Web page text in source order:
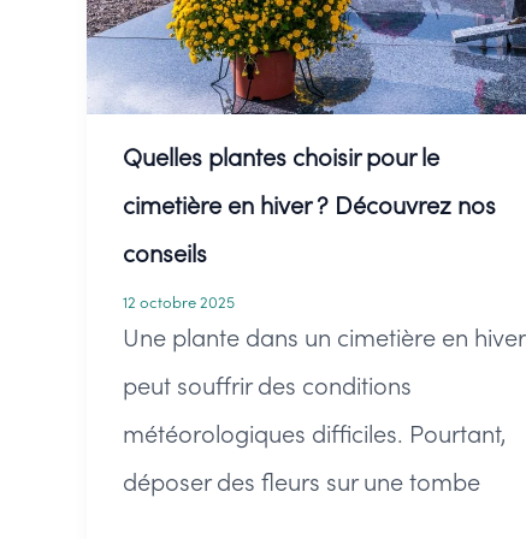
texte
de
soutien
en
période
de
deuil
Quelles plantes choisir pour le
cimetière en hiver ? Découvrez nos
conseils
12 octobre 2025
Une plante dans un cimetière en hiver
peut souffrir des conditions
météorologiques difficiles. Pourtant,
déposer des fleurs sur une tombe